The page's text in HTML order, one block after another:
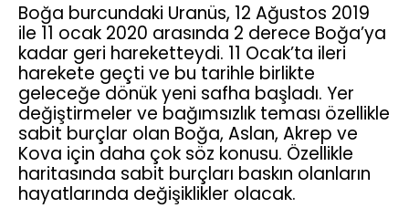
Boğa burcundaki Uranüs, 12 Ağustos 2019
ile 11 ocak 2020 arasında 2 derece Boğa’ya
kadar geri hareketteydi. 11 Ocak’ta ileri
harekete geçti ve bu tarihle birlikte
geleceğe dönük yeni safha başladı. Yer
değiştirmeler ve bağımsızlık teması özellikle
sabit burçlar olan Boğa, Aslan, Akrep ve
Kova için daha çok söz konusu. Özellikle
haritasında sabit burçları baskın olanların
hayatlarında değişiklikler olacak.